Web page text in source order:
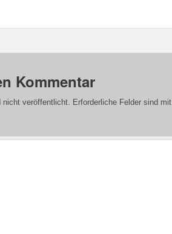
Kommentar
nicht veröffentlicht. Erforderliche Felder sind mit